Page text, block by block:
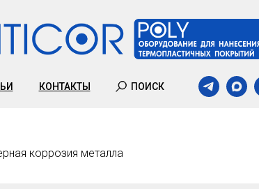
КОНТАКТЫ ПОИСК
коррозия металла